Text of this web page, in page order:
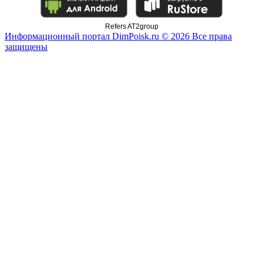
Refers AT2group
Информационный портал DimPoisk.ru © 2026 Все права
защищены